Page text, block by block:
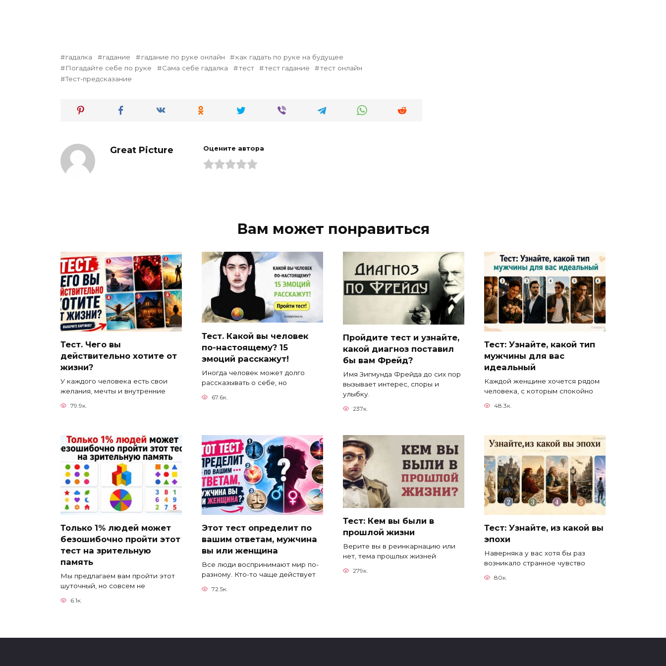
гадалка гадание гадание по руке онлайн
как гадать по руке на будущее
Погадайте себе по руке
Сама себе гадалка тест тест гадание
тест онлайн
Тест-предсказание
Great Picture Оцените автора
Вам может понравиться
Тест. Чего вы
действительно хотите от
жизни?
У каждого человека есть свои
желания, мечты и внутренние
79.9к.
Тест. Какой вы человек
по-настоящему? 15
эмоций расскажут!
Иногда человек может долго
рассказывать о себе, но
67.6к.
Пройдите тест и узнайте,
какой диагноз поставил
бы вам Фрейд?
Имя Зигмунда Фрейда до сих пор
вызывает интерес, споры и
улыбку.
237к.
Тест: Узнайте, какой тип
мужчины для вас
идеальный
Каждой женщине хочется рядом
человека, с которым спокойно
48.3к.
Только 1% людей может
безошибочно пройти этот
тест на зрительную
память
Мы предлагаем вам пройти этот
шуточный, но совсем не
6.1к.
Этот тест определит по
вашим ответам, мужчина
вы или женщина
Все люди воспринимают мир по-
разному. Кто-то чаще действует
72.5к.
Тест: Кем вы были в
прошлой жизни
Верите вы в реинкарнацию или
нет, тема прошлых жизней
279к.
Тест: Узнайте, из какой вы
эпохи
Наверняка у вас хотя бы раз
возникало странное чувство
80к.